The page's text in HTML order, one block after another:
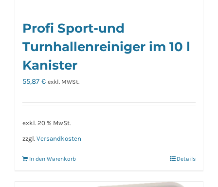
Profi Sport-und
Turnhallenreiniger im 10 l
Kanister
55,87 € exkl. MWSt.
exkl. 20 % MwSt.
zzgl. Versandkosten
In den Warenkorb Details